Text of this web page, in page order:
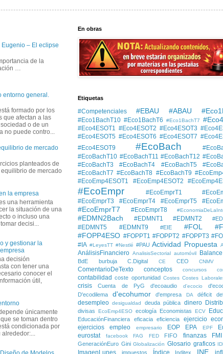
Eugenio – El eclipse
de la
…
entorno general.
formado por los
que afectan a las
o de un
no puede contro...
de mercado
planteados de
de mercado
la empresa
una herramienta
la situación de una
o incluso una
decisi...
y gestionar la
decisión
con tener una
conocer el
útil,
únicamente
se toman dentro
condicionada por
En obras
Etiquetas
#Competenciales #EBAU #ABAU
#Eco1BachT10 #Eco1BachT6 #Eco1BachT7
#Eco4ESOT1 #Eco4ESOT2 #Eco4ESOT3
#Eco4ESOT5 #Eco4ESOT6 #Eco4ESOT7
#Eco4ESOT9
#EcoBach
#EcoBachT10 #EcoBachT11 #EcoBachT12
#EcoBachT3
#EcoBachT4 #EcoBachT5
#EcoBachT7 #EcoBachT8 #EcoBachT9
#EcoEmp4ESOT1
#EcoEmp4ESOT2
#EcoEmpr #EcoEmprT1
#EcoEmprT3
#EcoEmprT4 #EcoEmprT5
#EcoEmprT7 #EcoEmprT8
#EDMN2Bach #EDMNT1 #EDMNT2
#EDMNT5 #EDMNT9 #EIE #FOL
#FOPP4ESO #FOPPT1 #FOPPT2 #FOPPT3
#IA #LeyesTT #Nestlé #PAU Actividad Propuesta
AnálisisFinanciero AnalisisSectorial automóvil Balance
BdE burbuja C.Digital CE CEO CNMV
ComentarioDeTexto conceptos concursos
contabilidad coste oportunidad Costes Costes
crisis Cuenta de PyG d'ecoaudio d'ecocio
D'ecodilema
d'ecohumor d'empresa DA déficit
desempleo desigualdad deuda pública dinero
divisas EcoEmp4ESO ecología Economistas ECV
EducaciónFinanciera eficacia eficiencia
ejercicio
ejercicios
empleo empresario EOP EPA EPF
eurostat
facebook FAG FED FIFO finanzas FMI
GeneraciónEuro Gini Globalización Glosario graficos
ImagenLunes impuestos Índice Inditex INE